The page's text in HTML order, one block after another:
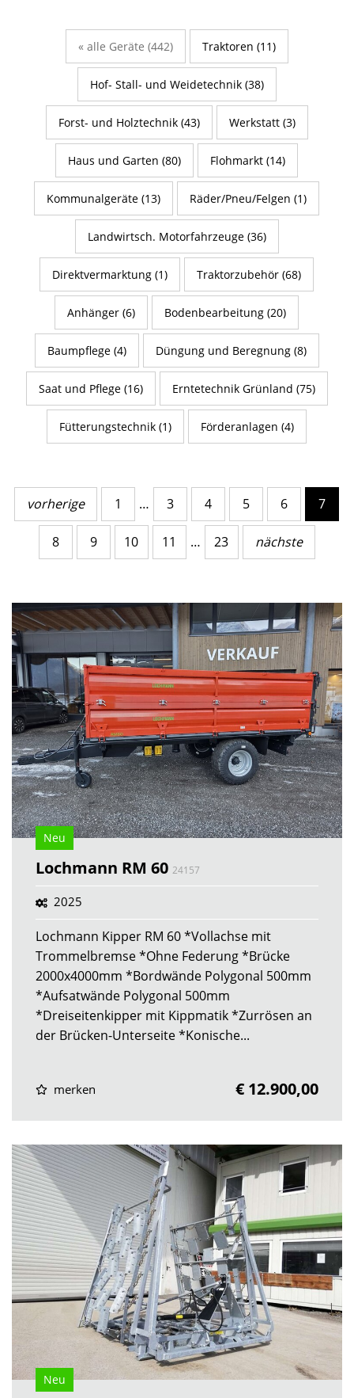
« alle Geräte (442) Traktoren (11)
Hof- Stall- und Weidetechnik (38)
Forst- und Holztechnik (43) Werkstatt (3)
Haus und Garten (80) Flohmarkt (14)
Kommunalgeräte (13) Räder/Pneu/Felgen (1)
Landwirtsch. Motorfahrzeuge (36)
Direktvermarktung (1) Traktorzubehör (68)
Anhänger (6) Bodenbearbeitung (20)
Baumpflege (4) Düngung und Beregnung (8)
Saat und Pflege (16) Erntetechnik Grünland (75)
Fütterungstechnik (1) Förderanlagen (4)
vorherige 1 … 3 4 5 6 7
8 9 10 11 … 23 nächste
Neu
Lochmann RM 60 24157
2025
Lochmann Kipper RM 60 *Vollachse mit
Trommelbremse *Ohne Federung *Brücke
2000x4000mm *Bordwände Polygonal 500mm
*Aufsatwände Polygonal 500mm
*Dreiseitenkipper mit Kippmatik *Zurrösen an
der Brücken-Unterseite *Konische...
merken € 12.900,00
Neu